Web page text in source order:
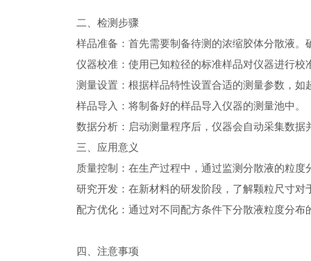
二、检测步骤
样品准备：首先需要制备待测的浓缩胶体分散液。
仪器校准：使用已知粒径的标准样品对仪器进行校
测量设置：根据样品特性设置合适的测量参数，如
样品导入：将制备好的样品导入仪器的测量池中。
数据分析：启动测量程序后，仪器会自动采集数据
三、应用意义
质量控制：在生产过程中，通过监测分散液的粒度
研究开发：在新材料的研发阶段，了解颗粒尺寸对
配方优化：通过对不同配方条件下分散液粒度分布
四、注意事项